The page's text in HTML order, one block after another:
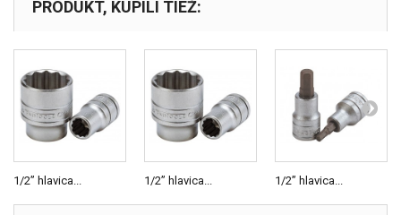
PRODUKT, KÚPILI TIEŽ:
1/2” hlavica... 1/2” hlavica... 1/2” hlavica...